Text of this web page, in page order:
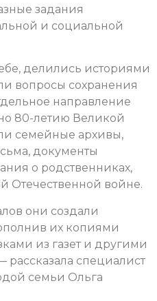
задания
и социальной
делились историями
вопросы сохранения
направление
80-летию Великой
семейные архивы,
документы
о родственниках,
Отечественной войне.
они создали
их копиями
из газет и другими
специалист
семьи Ольга